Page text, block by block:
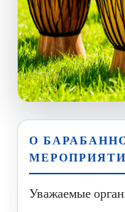
О
Уважаемые